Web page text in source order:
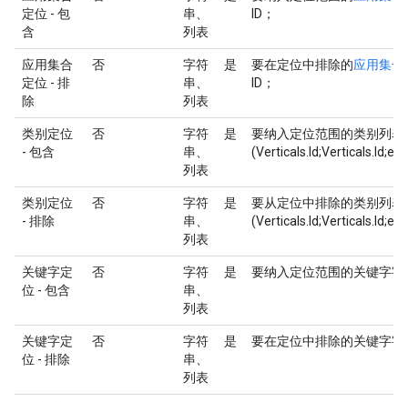
定位 - 包
含
串、
列表
ID；
应用集合
定位 - 排
除
否
字符
串、
列表
是 要在定位中排除的应用集合
ID；
类别定位
- 包含
否
字符
串、
列表
是
要纳入定位范围的类别列
类别定位
- 排除
否
字符
串、
列表
是
要从定位中排除的类别列
关键字定
位 - 包含
否
字符
串、
列表
是 要纳入定位范围的关键字字
关键字定
位 - 排除
否
字符
串、
列表
是 要在定位中排除的关键字字